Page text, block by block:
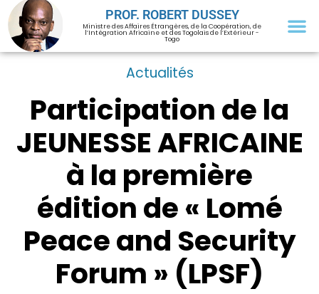
PROF. ROBERT DUSSEY
Ministre des Affaires Étrangères, de la Coopération, de
l’Intégration Africaine et des Togolais de l’Extérieur -
Togo
Actualités
Participation de la
JEUNESSE AFRICAINE
à la première
édition de « Lomé
Peace and Security
Forum » (LPSF)